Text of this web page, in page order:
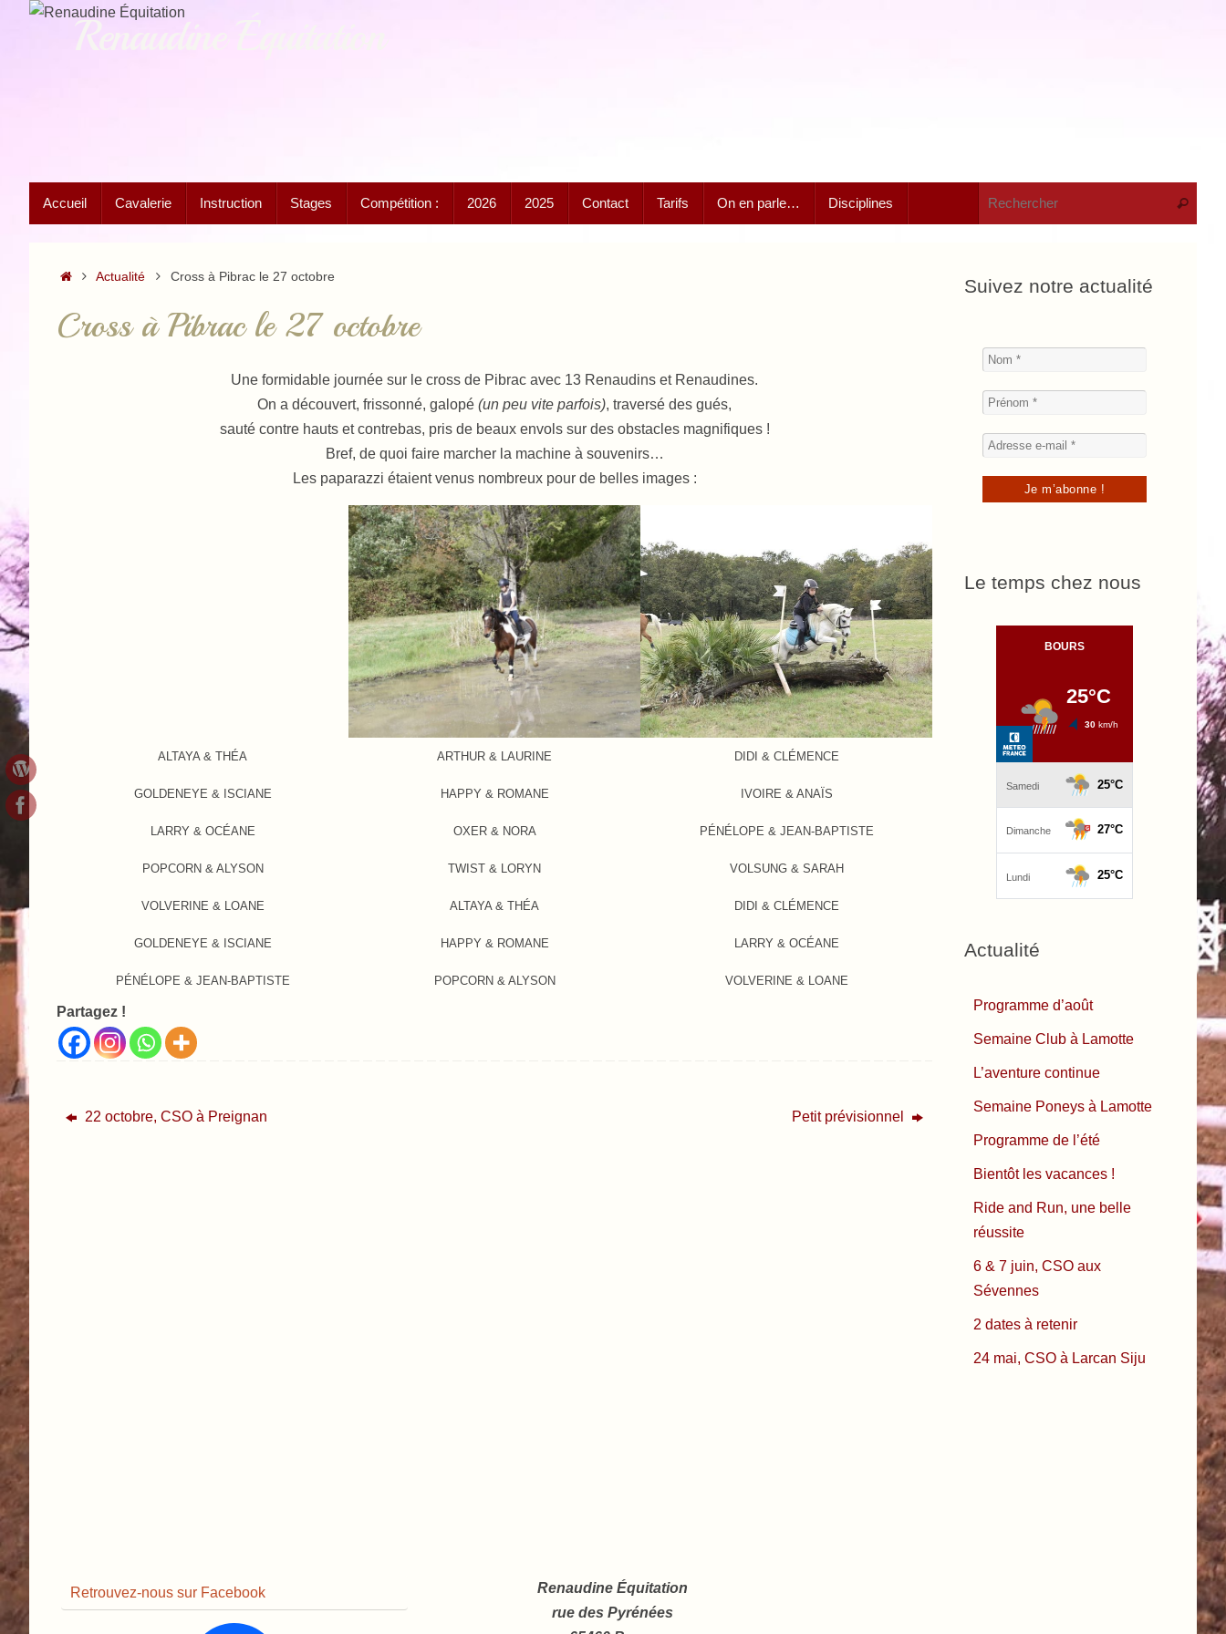
Passer
Renaudine Équitation
contenu
Accueil Cavalerie Instruction Stages Compétition : 2026 2025 Contact Tarifs On en parle… Disciplines
Accueil
Actualité Cross à Pibrac le 27 octobre
Cross à Pibrac le 27 octobre
Une formidable journée sur le cross de Pibrac avec 13 Renaudins et Renaudines.
On a découvert, frissonné, galopé (un peu vite parfois), traversé des gués,
sauté contre hauts et contrebas, pris de beaux envols sur des obstacles magnifiques !
Bref, de quoi faire marcher la machine à souvenirs…
Les paparazzi étaient venus nombreux pour de belles images :
ALTAYA & THÉA ARTHUR & LAURINE DIDI & CLÉMENCE
GOLDENEYE & ISCIANE HAPPY & ROMANE IVOIRE & ANAÏS
LARRY & OCÉANE OXER & NORA PÉNÉLOPE & JEAN-BAPTISTE
POPCORN & ALYSON TWIST & LORYN VOLSUNG & SARAH
VOLVERINE & LOANE ALTAYA & THÉA DIDI & CLÉMENCE
GOLDENEYE & ISCIANE HAPPY & ROMANE LARRY & OCÉANE
PÉNÉLOPE & JEAN-BAPTISTE POPCORN & ALYSON VOLVERINE & LOANE
Partagez !
22 octobre, CSO à Preignan Petit prévisionnel
Suivez notre actualité
Le temps chez nous
Actualité
Programme d’août
Semaine Club à Lamotte
L’aventure continue
Semaine Poneys à Lamotte
Programme de l’été
Bientôt les vacances !
Ride and Run, une belle
réussite
6 & 7 juin, CSO aux
Sévennes
2 dates à retenir
24 mai, CSO à Larcan Siju
Retrouvez-nous sur Facebook
Renaudine Équitation
rue des Pyrénées